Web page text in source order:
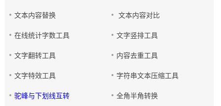
文本内容替换 文本内容对比
在线统计字数工具 文字竖排工具
文字翻转工具 内容去重工具
文字特效工具 字符串文本压缩工具
驼峰与下划线互转 全角半角转换